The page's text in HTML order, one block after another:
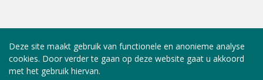
Deze site maakt gebruik van functionele en anonieme analyse
cookies. Door verder te gaan op deze website gaat u akkoord
met het gebruik hiervan.